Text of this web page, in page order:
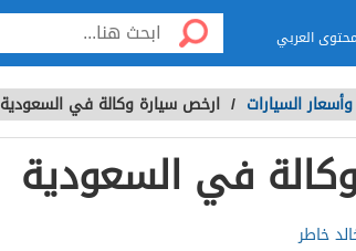
العربي
السيارات / ارخص سيارة وكالة في السعودية
في السعودية
خاطر